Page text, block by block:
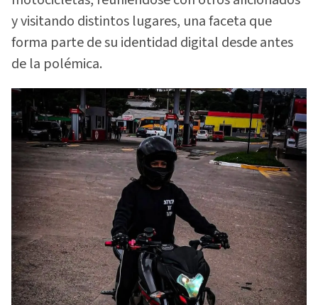
y visitando distintos lugares, una faceta que
forma parte de su identidad digital desde antes
de la polémica.